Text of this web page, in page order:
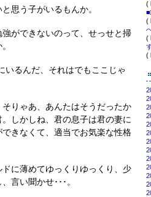
思う子がいるもんか。
ができないのって、せっせと掃
いるんだ、それはでもここじゃ
りゃあ、あんたはそうだったか
しかしね、君の息子は君の妻に
きなくて、適当でお気楽な性格
に薄めてゆっくりゆっくり、少
言い聞かせ･･･。
(
(
(
(